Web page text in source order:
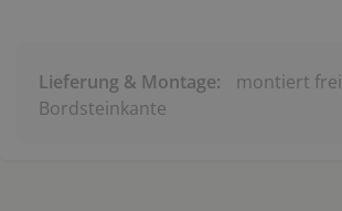
Lieferung & Montage:
montiert frei
Bordsteinkante